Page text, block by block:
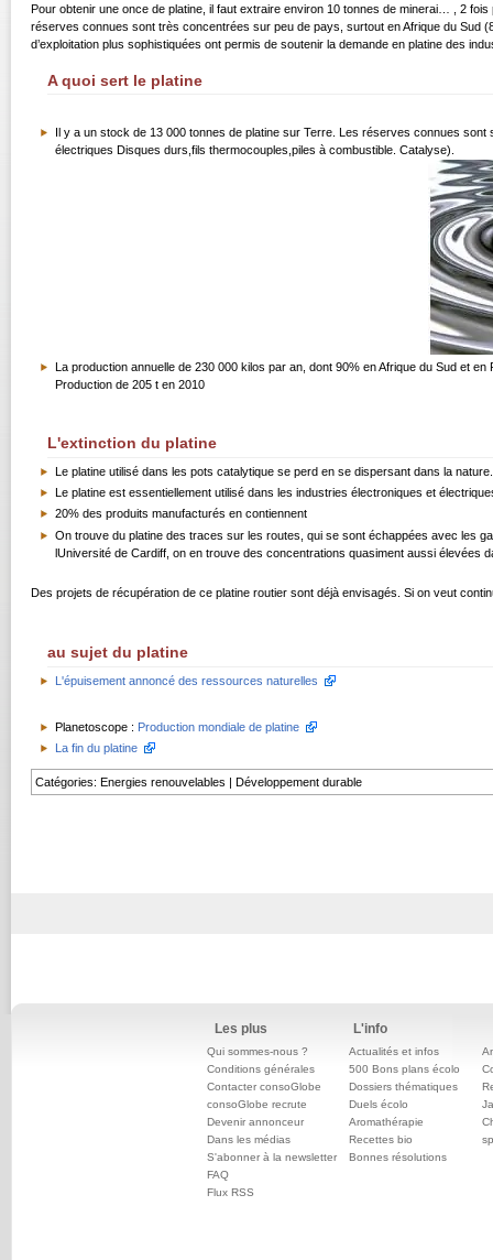
Pour obtenir une once de platine, il faut extraire environ 10 tonnes de minerai… , 2
réserves connues sont très concentrées sur peu de pays, surtout en Afrique du Sud
d’exploitation plus sophistiquées ont permis de soutenir la demande en platine des
A quoi sert le platine
Il y a un stock de 13 000 tonnes de platine sur Terre. Les réserves connues
électriques Disques durs,fils thermocouples,piles à combustible. Catalyse).
La production annuelle de 230 000 kilos par an, dont 90% en Afrique du Sud et
Production de 205 t en 2010
L'extinction du platine
Le platine utilisé dans les pots catalytique se perd en se dispersant dans la nature.
Le platine est essentiellement utilisé dans les industries électroniques et
20% des produits manufacturés en contiennent
On trouve du platine des traces sur les routes, qui se sont échappées avec les
lUniversité de Cardiff, on en trouve des concentrations quasiment aussi élevées
Des projets de récupération de ce platine routier sont déjà envisagés. Si on veut
au sujet du platine
L'épuisement annoncé des ressources naturelles
Planetoscope : Production mondiale de platine
La fin du platine
Catégories:Energies renouvelables |Développement durable
Les plus
Qui sommes-nous ?
Conditions générales
Contacter consoGlobe
consoGlobe recrute
Devenir annonceur
Dans les médias
S'abonner à la newsletter
FAQ
Flux RSS
L'info
Actualités et infos
500 Bons plans écolo
Dossiers thématiques
Duels écolo
Aromathérapie
Recettes bio
Bonnes résolutions